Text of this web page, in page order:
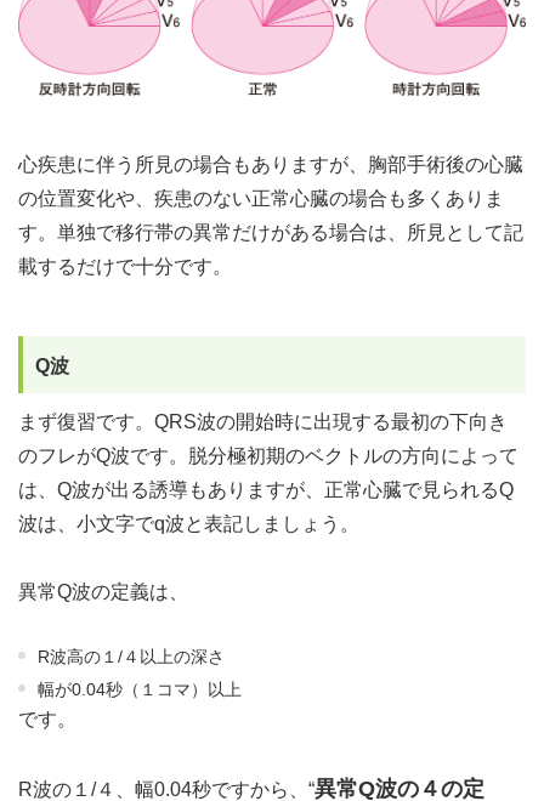
心疾患に伴う所見の場合もありますが、胸部手術後の心臓
の位置変化や、疾患のない正常心臓の場合も多くありま
す。単独で移行帯の異常だけがある場合は、所見として記
載するだけで十分です。
Q波
まず復習です。QRS波の開始時に出現する最初の下向き
のフレがQ波です。脱分極初期のベクトルの方向によって
は、Q波が出る誘導もありますが、正常心臓で見られるQ
波は、小文字でq波と表記しましょう。
異常Q波の定義は、
R波高の１/４以上の深さ
幅が0.04秒（１コマ）以上
です。
R波の１/４、幅0.04秒ですから、“異常Q波の４の定